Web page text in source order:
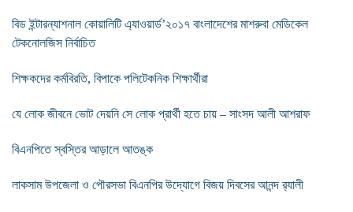
বিড ইন্টারন্যাশনাল কোয়ালিটি এ্যাওয়ার্ড’২০১৭ বাংলাদেশের মাশরুবা মেডিকেল
টেকনোলজিস নির্বাচিত
শিক্ষকদের কর্মবিরতি, বিপাকে পলিটেকনিক শিক্ষার্থীরা
যে লোক জীবনে ভোট দেয়নি সে লোক প্রার্থী হতে চায় – সাংসদ আলী আশরাফ
বিএনপিতে স্বস্তির আড়ালে আতঙ্ক
লাকসাম উপজেলা ও পৌরসভা বিএনপির উদ্যোগে বিজয় দিবসের আনন্দ র‌্যালী